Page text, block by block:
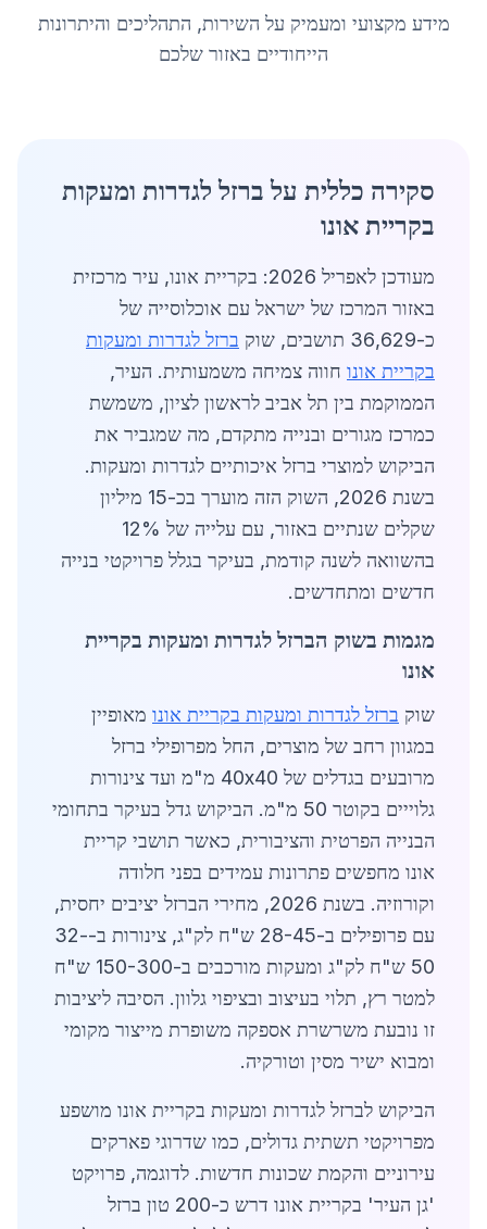
מידע מקצועי ומעמיק על השירות, התהליכים והיתרונות
הייחודיים באזור שלכם
סקירה כללית על ברזל לגדרות ומעקות
בקריית אונו
מעודכן לאפריל 2026: בקריית אונו, עיר מרכזית
באזור המרכז של ישראל עם אוכלוסייה של
כ-36,629 תושבים, שוק
ברזל לגדרות ומעקות
בקריית אונו חווה צמיחה משמעותית. העיר,
הממוקמת בין תל אביב לראשון לציון, משמשת
כמרכז מגורים ובנייה מתקדם, מה שמגביר את
הביקוש למוצרי ברזל איכותיים לגדרות ומעקות.
בשנת 2026, השוק הזה מוערך בכ-15 מיליון
שקלים שנתיים באזור, עם עלייה של 12%
בהשוואה לשנה קודמת, בעיקר בגלל פרויקטי בנייה
חדשים ומתחדשים.
מגמות בשוק הברזל לגדרות ומעקות בקריית
אונו
שוק ברזל לגדרות ומעקות בקריית אונו מאופיין
במגוון רחב של מוצרים, החל מפרופילי ברזל
מרובעים בגדלים של 40x40 מ"מ ועד צינורות
גלוייים בקוטר 50 מ"מ. הביקוש גדל בעיקר בתחומי
הבנייה הפרטית והציבורית, כאשר תושבי קריית
אונו מחפשים פתרונות עמידים בפני חלודה
וקורוזיה. בשנת 2026, מחירי הברזל יציבים יחסית,
עם פרופילים ב-28-45 ש"ח לק"ג, צינורות ב-32-
50 ש"ח לק"ג ומעקות מורכבים ב-150-300 ש"ח
למטר רץ, תלוי בעיצוב ובציפוי גלוון. הסיבה ליציבות
זו נובעת משרשרת אספקה משופרת מייצור מקומי
ומבוא ישיר מסין וטורקיה.
הביקוש לברזל לגדרות ומעקות בקריית אונו מושפע
מפרויקטי תשתית גדולים, כמו שדרוגי פארקים
עירוניים והקמת שכונות חדשות. לדוגמה, פרויקט
'גן העיר' בקריית אונו דרש כ-200 טון ברזל